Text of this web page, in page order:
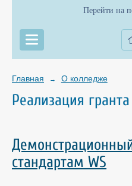
Перейти на
Главная → О колледже
Реализация гранта
стандартам WS